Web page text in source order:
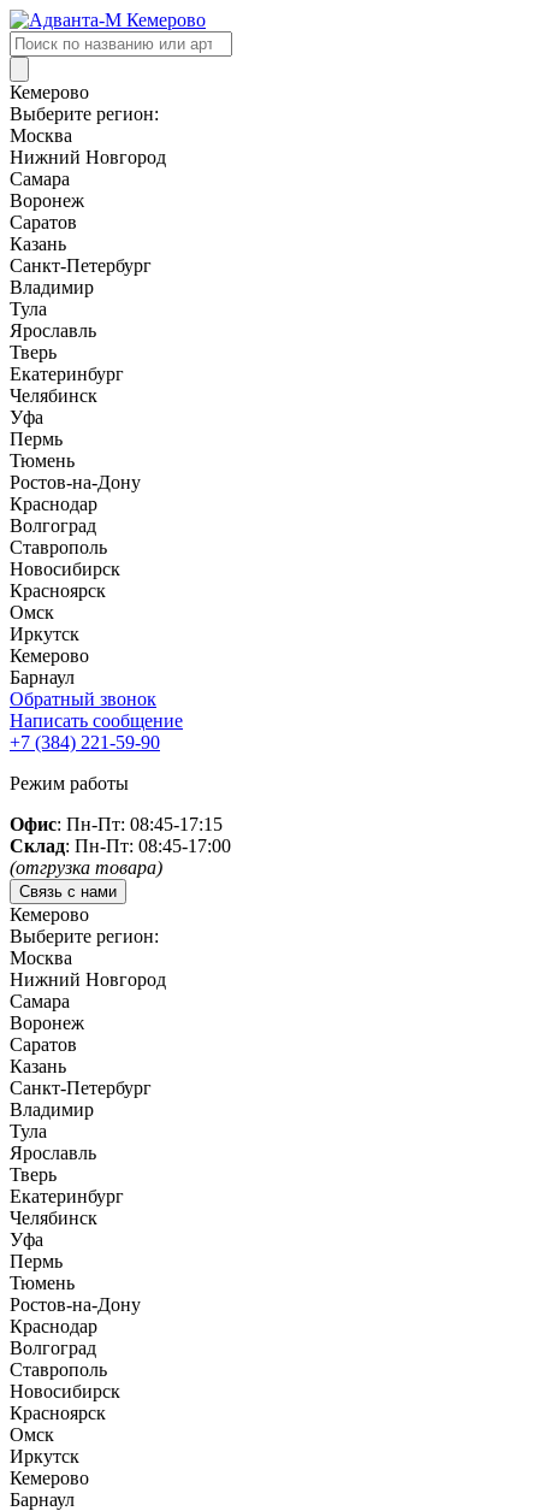
Поиск
товаров
Кемерово
Выберите регион:
Москва
Нижний Новгород
Самара
Воронеж
Саратов
Казань
Санкт-Петербург
Владимир
Тула
Ярославль
Тверь
Екатеринбург
Челябинск
Уфа
Пермь
Тюмень
Ростов-на-Дону
Краснодар
Волгоград
Ставрополь
Новосибирск
Красноярск
Омск
Иркутск
Кемерово
Барнаул
Обратный звонок
Написать сообщение
+7 (384) 221-59-90
Режим работы
Офис: Пн-Пт: 08:45-17:15
Склад: Пн-Пт: 08:45-17:00
(отгрузка товара)
Связь с нами
Кемерово
Выберите регион:
Москва
Нижний Новгород
Самара
Воронеж
Саратов
Казань
Санкт-Петербург
Владимир
Тула
Ярославль
Тверь
Екатеринбург
Челябинск
Уфа
Пермь
Тюмень
Ростов-на-Дону
Краснодар
Волгоград
Ставрополь
Новосибирск
Красноярск
Омск
Иркутск
Кемерово
Барнаул